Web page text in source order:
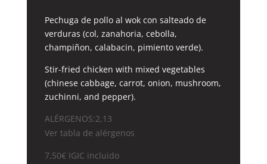
Pechuga de pollo al wok con salteado de
verduras (col, zanahoria, cebolla,
champiñon, calabacin, pimiento verde).
Stir-fried chicken with mixed vegetables
(chinese cabbage, carrot, onion, mushroom,
zuchinni, and pepper).
ALÉRGENOS:2,13
Ver tabla de alérgenos
7,50€ IGIC incluido